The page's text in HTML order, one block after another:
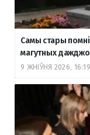
Самы стары
магутных
9 ЖНІЎНЯ 2026, 16:19